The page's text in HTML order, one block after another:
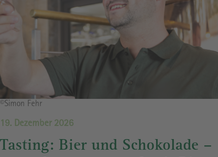
Bildrechte
©Simon Fehr
19. Dezember 2026
Tasting: Bier und Schokolade –